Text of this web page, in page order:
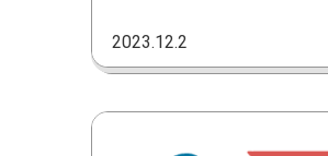
2023.12.2